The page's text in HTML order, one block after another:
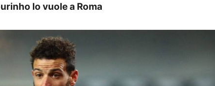
lo vuole a Roma